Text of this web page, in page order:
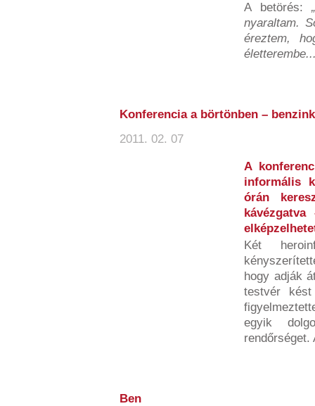
A betörés:
nyaraltam.
éreztem,
Konferencia a börtönben –
2011. 02. 07
A
informális
órán
Két
hogy adják
testvér
egyik
rendőrséget.
Ben